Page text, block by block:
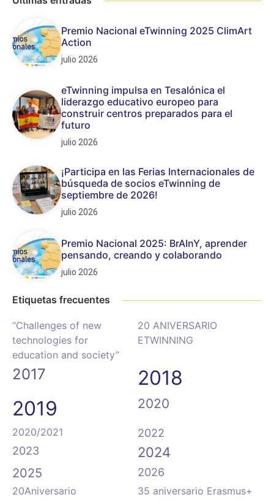
Premio Nacional eTwinning 2025 ClimArt
Action
julio 2026
eTwinning impulsa en Tesalónica el
liderazgo educativo europeo para
construir centros preparados para el
futuro
julio 2026
¡Participa en las Ferias Internacionales de
búsqueda de socios eTwinning de
septiembre de 2026!
julio 2026
Premio Nacional 2025: BrAInY, aprender
pensando, creando y colaborando
julio 2026
Etiquetas frecuentes
“Challenges of new
technologies for
education and society”
20 ANIVERSARIO
ETWINNING
2017
2018
2019
2020
2020/2021
2022
2023
2024
2025 2026
20Aniversario
35 aniversario Erasmus+